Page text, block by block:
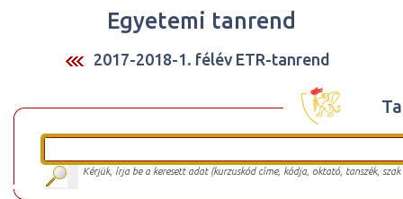
Egyetemi tanrend
2017-2018-1. félév ETR-tanrend
Kérjük, írja be a keresett adat (kurzuskód címe, kódja, oktató, tanszék,